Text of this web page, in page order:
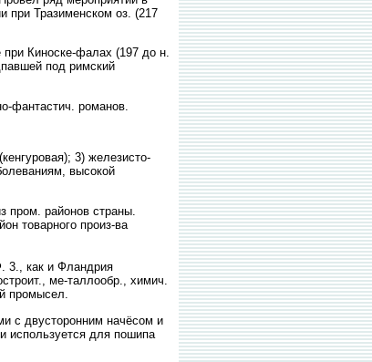
при Тразименском оз. (217
Киноске-фалах (197 до н.
под римский
фантастич. романов.
3) железисто-
высокой
районов страны.
товарного произ-ва
3., как и Фландрия
ме-таллообр., химич.
промысел.
с двусторонним начёсом и
используется для пошипа